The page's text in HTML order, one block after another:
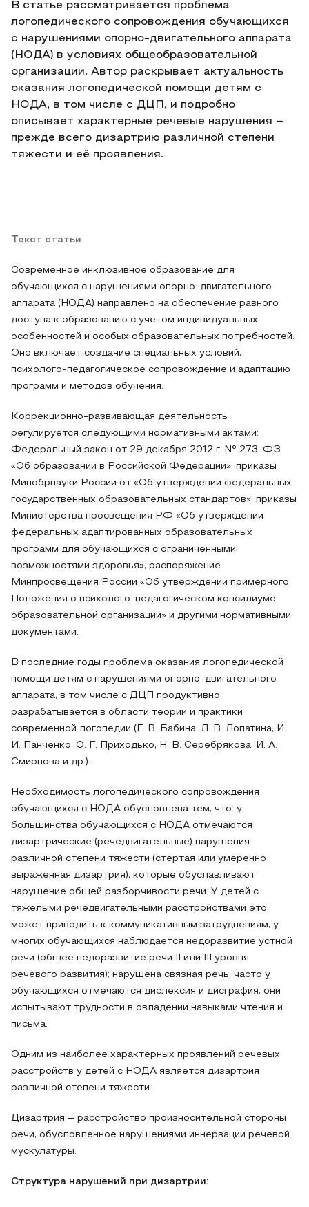
В статье рассматривается проблема
логопедического сопровождения обучающихся
с нарушениями опорно‑двигательного аппарата
(НОДА) в условиях общеобразовательной
организации. Автор раскрывает актуальность
оказания логопедической помощи детям с
НОДА, в том числе с ДЦП, и подробно
описывает характерные речевые нарушения –
прежде всего дизартрию различной степени
тяжести и её проявления.
Текст статьи
Современное инклюзивное образование для
обучающихся с нарушениями опорно-двигательного
аппарата (НОДА) направлено на обеспечение равного
доступа к образованию с учётом индивидуальных
особенностей и особых образовательных потребностей.
Оно включает создание специальных условий,
психолого-педагогическое сопровождение и адаптацию
программ и методов обучения.
Коррекционно-развивающая деятельность
регулируется следующими нормативными актами:
Федеральный закон от 29 декабря 2012 г. № 273-ФЗ
«Об образовании в Российской Федерации», приказы
Минобрнауки России от «Об утверждении федеральных
государственных образовательных стандартов», приказы
Министерства просвещения РФ «Об утверждении
федеральных адаптированных образовательных
программ для обучающихся с ограниченными
возможностями здоровья», распоряжение
Минпросвещения России «Об утверждении примерного
Положения о психолого-педагогическом консилиуме
образовательной организации» и другими нормативными
документами.
В последние годы проблема оказания логопедической
помощи детям с нарушениями опорно-двигательного
аппарата, в том числе с ДЦП продуктивно
разрабатывается в области теории и практики
современной логопедии (Г. В. Бабина, Л. В. Лопатина, И.
И. Панченко, О. Г. Приходько, Н. В. Серебрякова, И. А.
Смирнова и др.).
Необходимость логопедического сопровождения
обучающихся с НОДА обусловлена тем, что: у
большинства обучающихся с НОДА отмечаются
дизартрические (речедвигательные) нарушения
различной степени тяжести (стертая или умеренно
выраженная дизартрия), которые обуславливают
нарушение общей разборчивости речи. У детей с
тяжелыми речедвигательными расстройствами это
может приводить к коммуникативным затруднениям; у
многих обучающихся наблюдается недоразвитие устной
речи (общее недоразвитие речи II или III уровня
речевого развития); нарушена связная речь; часто у
обучающихся отмечаются дислексия и дисграфия, они
испытывают трудности в овладении навыками чтения и
письма.
Одним из наиболее характерных проявлений речевых
расстройств у детей с НОДА является дизартрия
различной степени тяжести.
Дизартрия – расстройство произносительной стороны
речи, обусловленное нарушениями иннервации речевой
мускулатуры.
Структура нарушений при дизартрии: